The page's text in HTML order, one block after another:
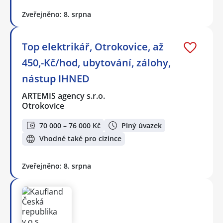
Zveřejněno: 8. srpna
Top elektrikář, Otrokovice, až
450,-Kč/hod, ubytování, zálohy,
nástup IHNED
ARTEMIS agency s.r.o.
Otrokovice
70 000 – 76 000 Kč
Plný úvazek
Vhodné také pro cizince
Zveřejněno: 8. srpna